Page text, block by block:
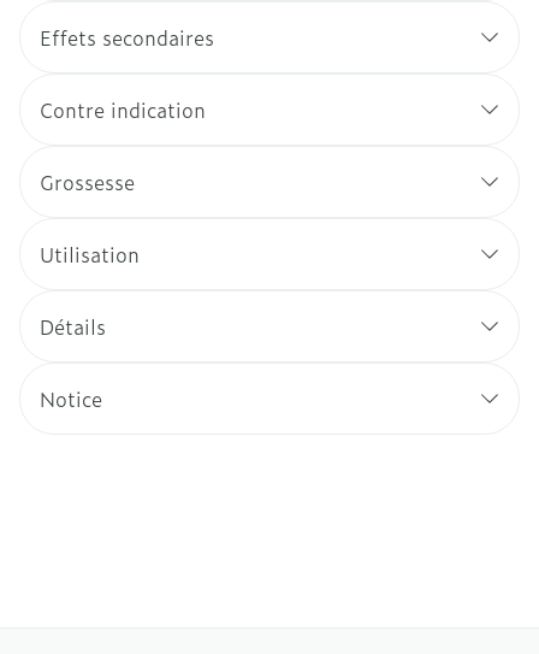
Effets secondaires
Contre indication
Grossesse
Utilisation
Détails
Notice